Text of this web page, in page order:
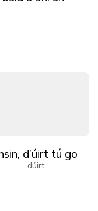
d’úirt
dúirt
tú go